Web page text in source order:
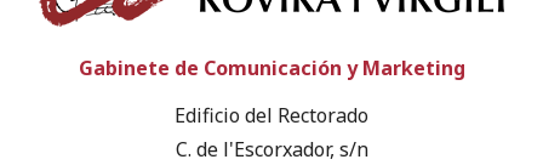
Gabinete de Comunicación y Marketing
Edificio del Rectorado
C. de l'Escorxador, s/n